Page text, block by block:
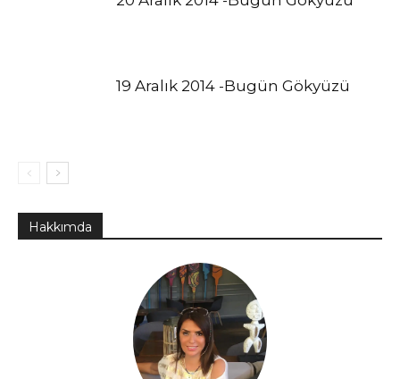
19 Aralık 2014 -Bugün Gökyüzü
Hakkımda